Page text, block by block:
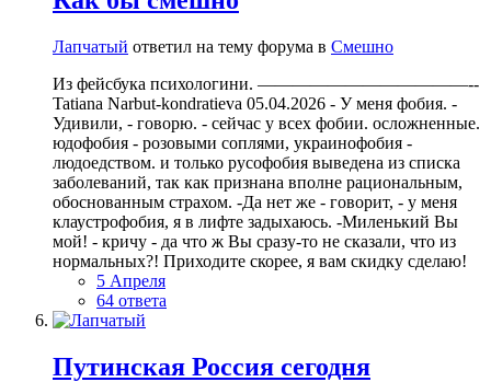
Лапчатый ответил на тему форума в Смешно
Из фейсбука психологини. ————————————--
Tatiana Narbut-kondratieva 05.04.2026 - У меня фобия. -
Удивили, - говорю. - сейчас у всех фобии. осложненные.
юдофобия - розовыми соплями, украинофобия -
людоедством. и только русофобия выведена из списка
заболеваний, так как признана вполне рациональным,
обоснованным страхом. -Да нет же - говорит, - у меня
клаустрофобия, я в лифте задыхаюсь. -Миленький Вы
мой! - кричу - да что ж Вы сразу-то не сказали, что из
нормальных?! Приходите скорее, я вам скидку сделаю!
5 Апреля
64 ответа
Путинская Россия сегодня